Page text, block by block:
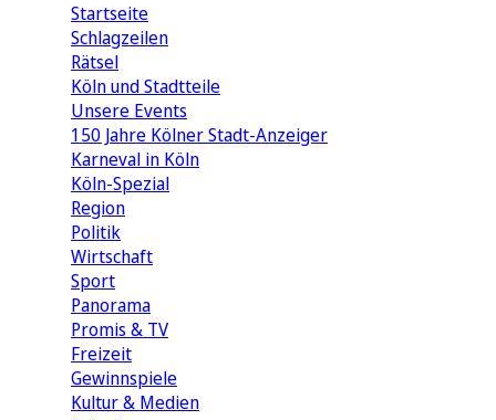
Startseite
Schlagzeilen
Rätsel
Köln und Stadtteile
Unsere Events
150 Jahre Kölner Stadt-Anzeiger
Karneval in Köln
Köln-Spezial
Region
Politik
Wirtschaft
Sport
Panorama
Promis & TV
Freizeit
Gewinnspiele
Kultur & Medien